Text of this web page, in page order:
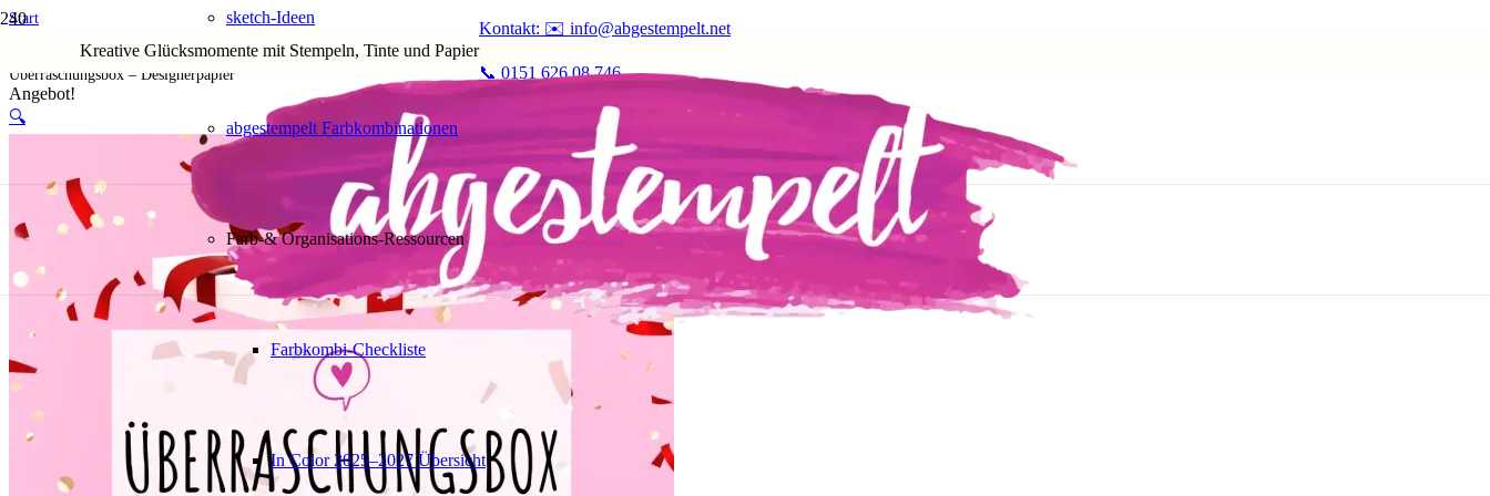
Kreative Glücksmomente mit Stempeln, Tinte und Papier
Kontakt: ✉️ info@abgestempelt.net
📞 0151 626 08 746
sketch-Ideen
abgestempelt Farbkombinationen
Farb-& Organisations-Ressourcen
Farbkombi-Checkliste
In Color 2025–2027 Übersicht
Start
1. Alle Artikel
Überraschungsbox – Designerpapier
Angebot!
🔍